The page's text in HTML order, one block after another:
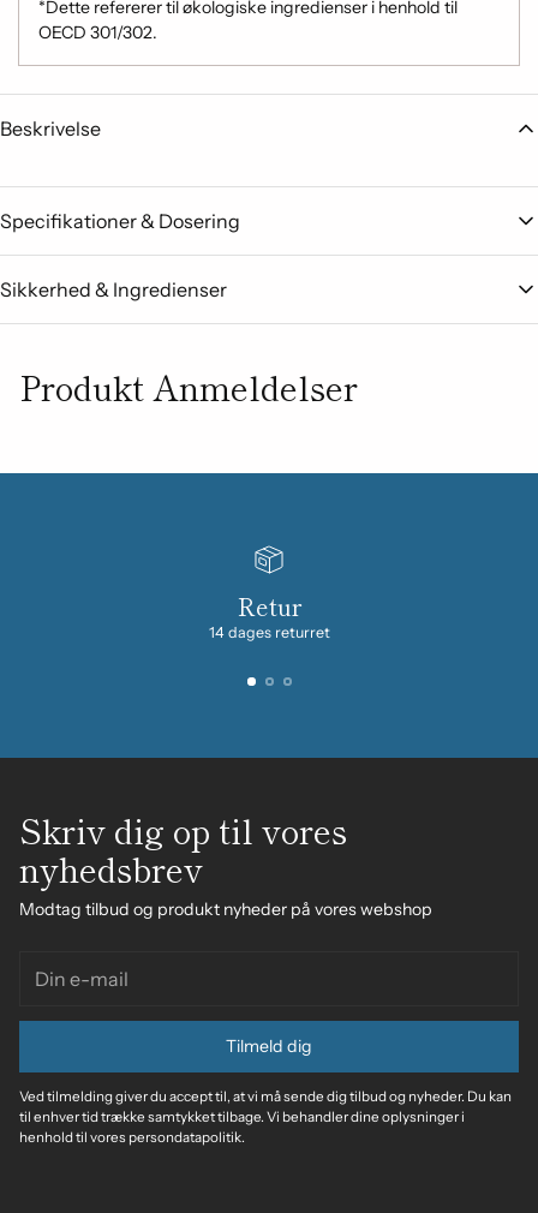
*​Dette refererer til økologiske ingredienser i henhold til
OECD 301/302.
Beskrivelse
Specifikationer & Dosering
Sikkerhed & Ingredienser
Produkt Anmeldelser
Retur
14 dages returret
Skriv dig op til vores
nyhedsbrev
Modtag tilbud og produkt nyheder på vores webshop
Tilmeld dig
Ved tilmelding giver du accept til, at vi må sende dig tilbud og nyheder. Du kan
til enhver tid trække samtykket tilbage. Vi behandler dine oplysninger i
henhold til vores persondatapolitik.